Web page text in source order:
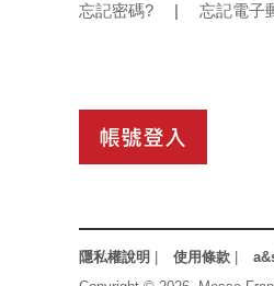
忘記密碼? | 忘記電子
隱私權說明 使用條款